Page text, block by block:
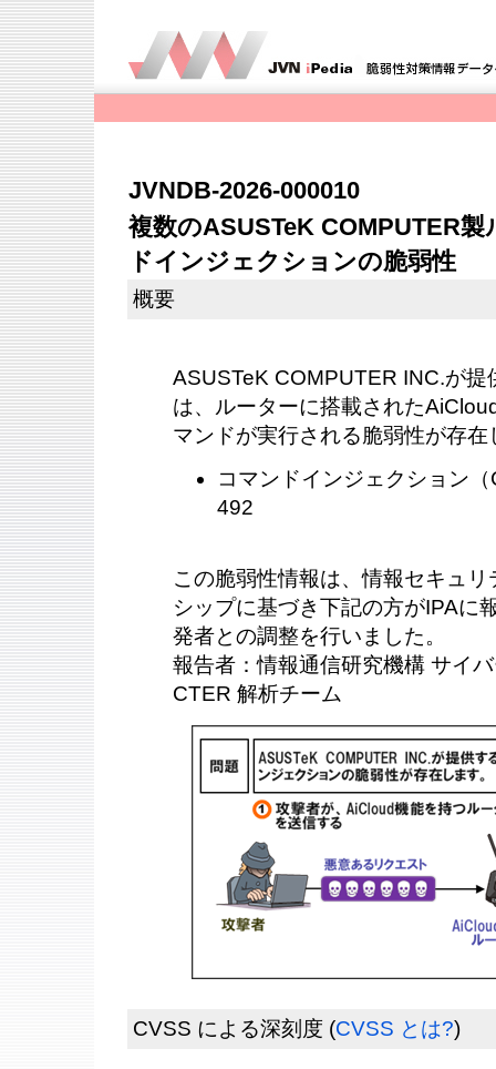
JVNDB-2026-000010
複数のASUSTeK COMPUTER
ドインジェクションの脆弱性
概要
ASUSTeK COMPUTER INC.が提
は、ルーターに搭載された
マンドが実行される脆弱性が存在
コマンドインジェクション
492
この脆弱性情報は、情報セキュ
シップに基づき下記の方がIPAに
発者との調整を行いました。
報告者：情報通信研究機構 サイ
CTER 解析チーム
CVSS による深刻度 (CVSS とは?)